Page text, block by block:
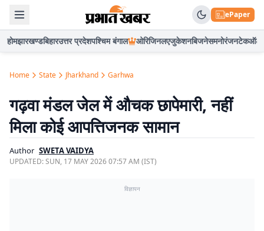
ePaper
होमझारखण्डबिहारउत्तर प्रदेशपश्चिम बंगाल ओरिजिनलएजुकेशनबिजनेसमनोरंजनटेकऑटो
Home State Jharkhand Garhwa
गढ़वा मंडल जेल में औचक छापेमारी, नहीं
मिला कोई आपत्तिजनक सामान
Author SWETA VAIDYA
UPDATED:SUN, 17 MAY 2026 07:57 AM (IST)
विज्ञापन